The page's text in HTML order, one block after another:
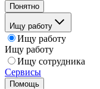
Понятно
Ищу работу
Ищу работу
Ищу работу
Ищу сотрудника
Сервисы
Помощь